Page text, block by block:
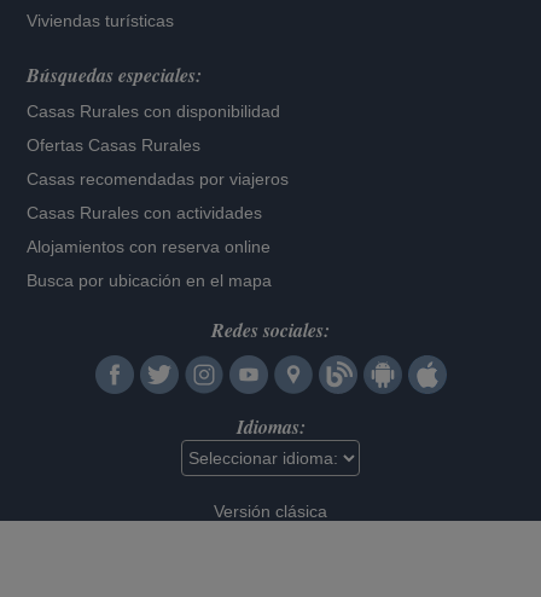
Viviendas turísticas
Búsquedas especiales:
Casas Rurales con disponibilidad
Ofertas Casas Rurales
Casas recomendadas por viajeros
Casas Rurales con actividades
Alojamientos con reserva online
Busca por ubicación en el mapa
Redes sociales:
Idiomas:
Versión clásica